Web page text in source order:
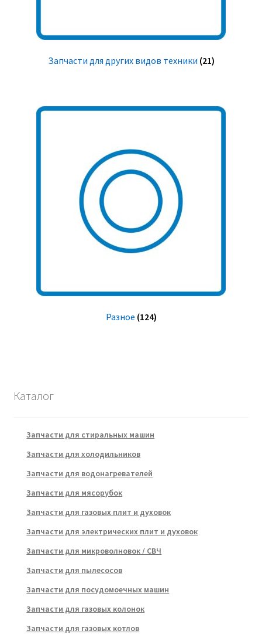
Запчасти для других видов техники (21)
Разное (124)
Каталог
Запчасти для стиральных машин
Запчасти для холодильников
Запчасти для водонагревателей
Запчасти для мясорубок
Запчасти для газовых плит и духовок
Запчасти для электрических плит и духовок
Запчасти для микроволновок / СВЧ
Запчасти для пылесосов
Запчасти для посудомоечных машин
Запчасти для газовых колонок
Запчасти для газовых котлов